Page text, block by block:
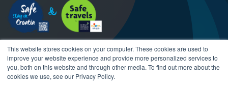
This website stores cookies on your computer. These cookies are used to
improve your website experience and provide more personalized services to
you, both on this website and through other media. To find out more about the
cookies we use, see our Privacy Policy.